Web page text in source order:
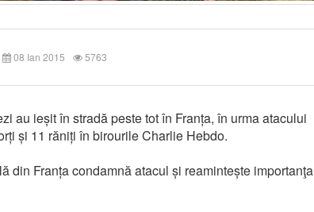
08 Ian 2015 5763
au ieșit în stradă peste tot în Franța, în urma atacului
și 11 răniți în birourile Charlie Hebdo.
din Franța condamnă atacul și reamintește importanţa